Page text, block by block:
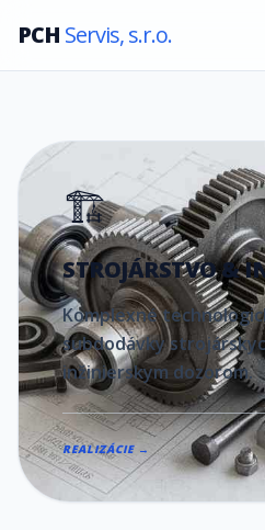
PCH Servis, s.r.o.
🏗️
STROJÁRSTVO &
Komplexné
subdodávky
inžinierskym dozorom.
REALIZÁCIE →